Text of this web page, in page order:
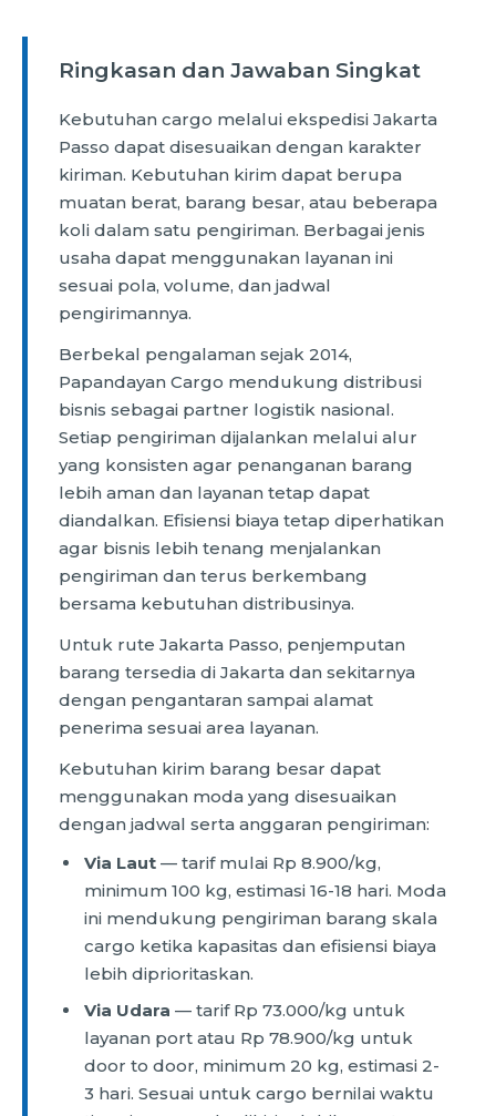
Ringkasan dan Jawaban Singkat
Kebutuhan cargo melalui ekspedisi Jakarta
Passo dapat disesuaikan dengan karakter
kiriman. Kebutuhan kirim dapat berupa
muatan berat, barang besar, atau beberapa
koli dalam satu pengiriman. Berbagai jenis
usaha dapat menggunakan layanan ini
sesuai pola, volume, dan jadwal
pengirimannya.
Berbekal pengalaman sejak 2014,
Papandayan Cargo mendukung distribusi
bisnis sebagai partner logistik nasional.
Setiap pengiriman dijalankan melalui alur
yang konsisten agar penanganan barang
lebih aman dan layanan tetap dapat
diandalkan. Efisiensi biaya tetap diperhatikan
agar bisnis lebih tenang menjalankan
pengiriman dan terus berkembang
bersama kebutuhan distribusinya.
Untuk rute Jakarta Passo, penjemputan
barang tersedia di Jakarta dan sekitarnya
dengan pengantaran sampai alamat
penerima sesuai area layanan.
Kebutuhan kirim barang besar dapat
menggunakan moda yang disesuaikan
dengan jadwal serta anggaran pengiriman:
Via Laut — tarif mulai Rp 8.900/kg,
minimum 100 kg, estimasi 16-18 hari. Moda
ini mendukung pengiriman barang skala
cargo ketika kapasitas dan efisiensi biaya
lebih diprioritaskan.
Via Udara — tarif Rp 73.000/kg untuk
layanan port atau Rp 78.900/kg untuk
door to door, minimum 20 kg, estimasi 2-
3 hari. Sesuai untuk cargo bernilai waktu